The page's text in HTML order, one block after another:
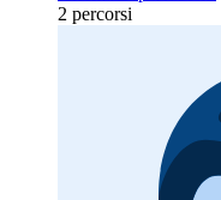
2 percorsi